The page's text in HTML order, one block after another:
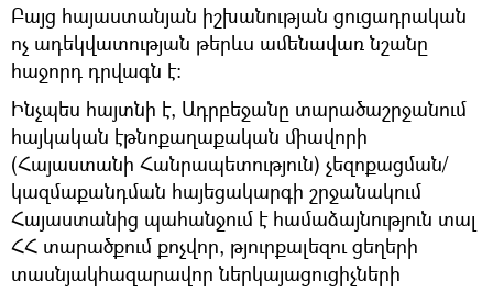
Բայց հայաստանյան իշխանության ցուցադրական
ոչ ադեկվատության թերևս ամենավառ նշանը
հաջորդ դրվագն է։
Ինչպես հայտնի է, Ադրբեջանը տարածաշրջանում
հայկական էթնոքաղաքական միավորի
(Հայաստանի Հանրապետություն) չեզոքացման/
կազմաքանդման հայեցակարգի շրջանակում
Հայաստանից պահանջում է համաձայնություն տալ
ՀՀ տարածքում քոչվոր, թյուրքալեզու ցեղերի
տասնյակհազարավոր ներկայացուցիչների